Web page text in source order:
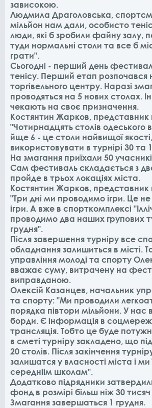
зависокою.
Людмила Драголовська,
мільйон нам дали, особисто
люди, які б зробили файну залу,
туди нормальні столи та все б
грати".
Сьогодні - перший день
тенісу. Перший етап розпочався
торгівельного центру. Наразі
проводяться на 5 нових столах.
чекають на своє призначення.
Костянтин Жарков, представник
"Чотирнадцять столів одеського
йще 6 - це столи найвищої
використовувати в турнірі 30 та
На змагання приїхали 50
Сам фестиваль складається з
пройде в трьох локаціях міста.
Костянтин Жарков, представник
"Три дні ми проводимо ігри. Це
ігри. А вже в спорткомплексі
проводимо два наших групових
грудня".
Після завершення турніру все
обладнання залишиться в місті.
управління молоді та спорту
вважає суму, витрачену на
виправданою.
Олексій Казанцев, начальник
та спорту: "Ми проводили
порядка півтори мільйони. У нас
борди. Є інформація в
трансляція. Тобто це буде
в сметі турніру закладено, що
20 столів. Після закінчення
залишатся у власності міста і ми
середніім школам".
Додатково підрядники
фонд в розмірі більш ніж 30
Змагання завершаться 1 грудня.